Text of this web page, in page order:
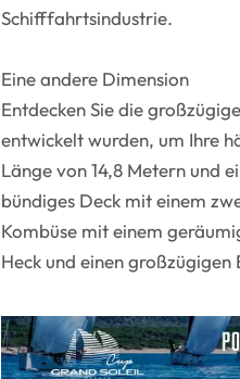
Schifffahrtsindustrie.
Eine andere Dimension
Entdecken Sie die
entwickelt wurden, um Ihre
Länge von 14,8 Metern und
bündiges Deck mit einem
Kombüse mit einem
Heck und einen